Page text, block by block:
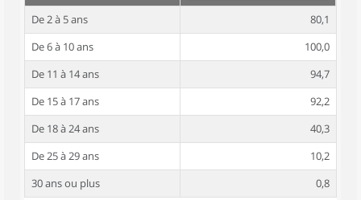
De 2 à 5 ans
80,1
De 6 à 10 ans
100,0
De 11 à 14 ans
94,7
De 15 à 17 ans
92,2
De 18 à 24 ans
40,3
De 25 à 29 ans
10,2
30 ans ou plus
0,8